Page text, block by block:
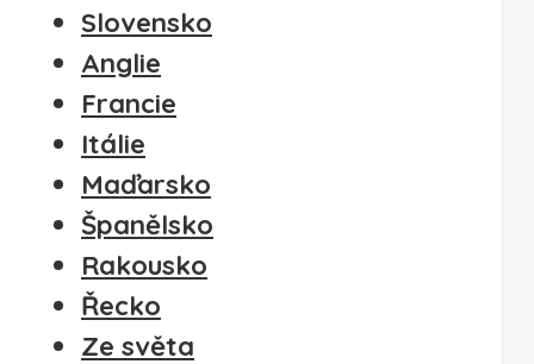
Slovensko
Anglie
Francie
Itálie
Maďarsko
Španělsko
Rakousko
Řecko
Ze světa